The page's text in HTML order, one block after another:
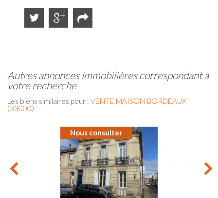
autres annonces immobilières correspondant à
votre recherche
Les biens similaires pour : VENTE MAISON BORDEAUX
(33000)
Nous consulter